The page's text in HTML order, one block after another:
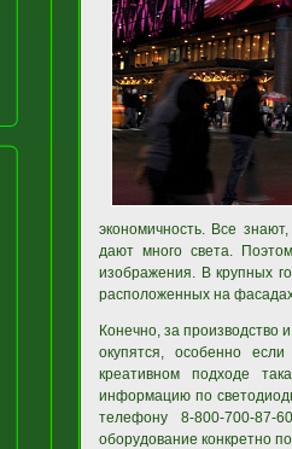
экономичность. Все
дают много света.
изображения. В крупных
расположенных на
Конечно, за производство
окупятся, особенно
креативном подходе
информацию по
телефону 8-800-700-87-
оборудование конкретно